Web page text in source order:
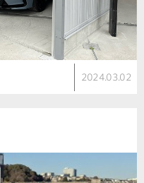
2024.03.02